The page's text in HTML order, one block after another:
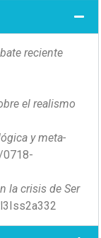
reciente
el realismo
y meta-
la crisis de Ser